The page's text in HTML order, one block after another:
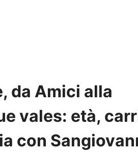
da Amici alla
vales: età,
con